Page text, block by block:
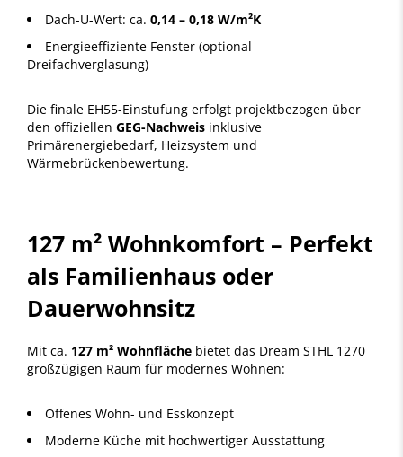
Dach-U-Wert: ca. 0,14 – 0,18 W/m²K
Energieeffiziente Fenster (optional
Dreifachverglasung)
Die finale EH55-Einstufung erfolgt projektbezogen über
den offiziellen GEG-Nachweis inklusive
Primärenergiebedarf, Heizsystem und
Wärmebrückenbewertung.
127 m² Wohnkomfort – Perfekt
als Familienhaus oder
Dauerwohnsitz
Mit ca. 127 m² Wohnfläche bietet das Dream STHL 1270
großzügigen Raum für modernes Wohnen:
Offenes Wohn- und Esskonzept
Moderne Küche mit hochwertiger Ausstattung